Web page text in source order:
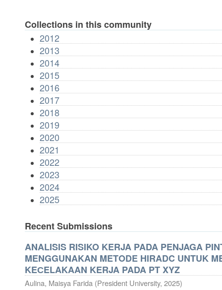
Collections in this community
2012
2013
2014
2015
2016
2017
2018
2019
2020
2021
2022
2023
2024
2025
Recent Submissions
ANALISIS RISIKO KERJA PADA PENJAGA
MENGGUNAKAN METODE HIRADC UNTUK
KEСELAKAAN KERJA PADA PT XYZ
Aulina, Maisya Farida (President University, 2025)